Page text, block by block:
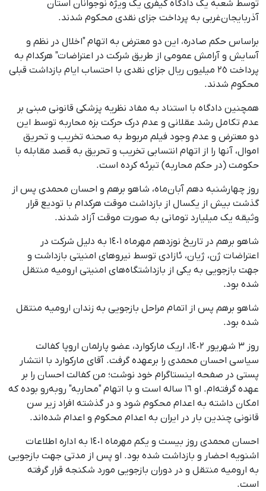
توسط شعبه یک دادگاه کیفری یک ویژه نوجوانان استان
آذربایجان‌غربی به پرداخت جزای نقدی محکوم شدند.
براساس حکم صادره، این دو معترض به اتهام "اخلال در نظم و
آسایش و آرامش عمومی از طریق شرکت در اعتراضات" هرکدام به
پرداخت ٢٥ میلیون ریال جزای نقدی با احتساب ایام بازداشت قبلی
محکوم شدند.
همچنین دادگاه با استناد به مفاد نظریه پزشکی قانونی مبنی بر
عدم تکامل رشد عقلانی و عدم درک حرکت بزه محاربه توسط این
دو معترض و عدم وجود فیلم مربوط به صحنه تخریب و تحریق
اموال، آنها را از اتهام انتسابی تخریب و تحریق به قصد مقابله با
حکومت (در حکم محاربه) تبرئه کرده است.
روز چهارشنبه دهم آبان‌ماه، شاهو برهم و احسان محمدی پس از
گذشت بیش از یکسال از بازداشت موقت هرکدام با تودیع قرار
وثیقه یک میلیارد تومانی به صورت موقت آزاد شدند.
شاهو برهم در تاریخ نوزدهم مهرماه ١٤٠١ به دلیل شرکت در
اعتراضات ژن، ژیان، ئازادی توسط نیروهای امنیتی بازداشت و
جهت بازجویی به یکی از بازداشتگاه‌های امنیتی ارومیه منتقل
شده بود.
شاهو برهم پس از اتمام مراحل بازجویی به زندان ارومیه منتقل
شده بود.
روز ٣ شهریور ١٤٠٢، اریک مارکوارد، عضو پارلمان اروپا کفالت
سیاسی احسان محمدی را برعهده گرفت. آقای مارکوارد با انتشار
پستی در صفحه اینستاگرام خود نوشت؛ من کفالت احسان را بر
عهده گرفته‌ام. او ۱٦ ساله است و با اتهام "محاربه" روبەرو بوده که
امکان داشته به اعدام محکوم شود و در گذشته افراد زیر سن
قانونی چندین بار در ایران به اعدام محکوم و اعدام شده‌اند.
احسان محمدی روز بیست و یکم مهرماه ١٤٠١ بە ادارە اطلاعات
اشنویە احضار و بازداشت شدە بود. او پس از مدتی جهت بازجویی
بە ارومیه منتقل و در دوران بازجویی مورد شکنجە قرار گرفتە
است.